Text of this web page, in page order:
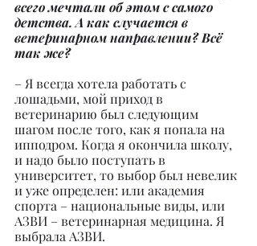
всего мечтали об этом с самого
детства. А как случается в
ветеринарном направлении? Всё
так же?
– Я всегда хотела работать с
лошадьми, мой приход в
ветеринарию был следующим
шагом после того, как я попала на
ипподром. Когда я окончила школу,
и надо было поступать в
университет, то выбор был невелик
и уже определен: или академия
спорта – национальные виды, или
АЗВИ – ветеринарная медицина. Я
выбрала АЗВИ.